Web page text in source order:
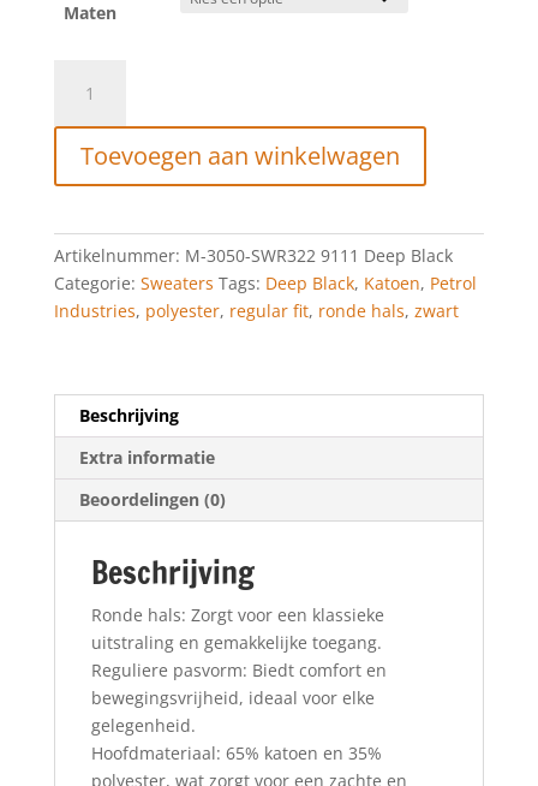
Maten
Sweater
Round
Neck
Deep
aantal
Toevoegen aan winkelwagen
Artikelnummer: M-3050-SWR322 9111 Deep Black
Categorie: Sweaters Tags: Deep Black, Katoen, Petrol
Industries, polyester, regular fit, ronde hals, zwart
Beschrijving
Extra informatie
Beoordelingen (0)
Beschrijving
Ronde hals: Zorgt voor een klassieke
uitstraling en gemakkelijke toegang.
Reguliere pasvorm: Biedt comfort en
bewegingsvrijheid, ideaal voor elke
gelegenheid.
Hoofdmateriaal: 65% katoen en 35%
polyester, wat zorgt voor een zachte en